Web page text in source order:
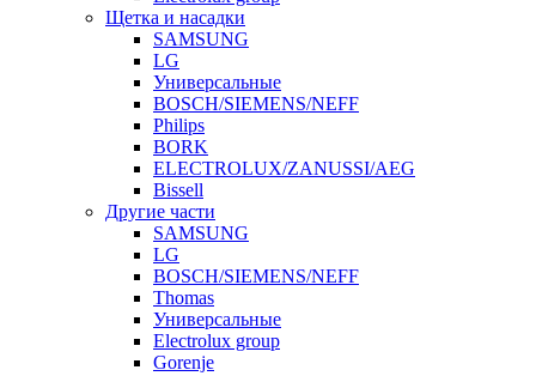
Щетка и насадки
SAMSUNG
LG
Универсальные
BOSCH/SIEMENS/NEFF
Philips
BORK
ELECTROLUX/ZANUSSI/AEG
Bissell
Другие части
SAMSUNG
LG
BOSCH/SIEMENS/NEFF
Thomas
Универсальные
Electrolux group
Gorenje